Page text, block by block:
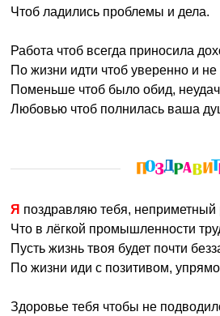
Чтоб ладились проблемы и дела.
Работа чтоб всегда приносила
По жизни идти чтоб уверенно и
Поменьше чтоб было обид,
Любовью чтоб полнилась ваша
Я поздравляю тебя, неприметный
Что в лёгкой промышленности
Пусть жизнь твоя будет почти
По жизни иди с позитивом,
Здоровье тебя чтобы не